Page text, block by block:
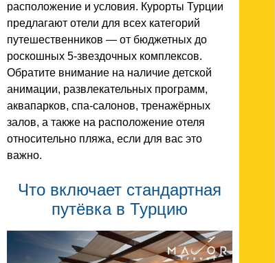
расположение и условия. Курорты Турции
предлагают отели для всех категорий
путешественников — от бюджетных до
роскошных 5-звездочных комплексов.
Обратите внимание на наличие детской
анимации, развлекательных программ,
аквапарков, спа-салонов, тренажёрных
залов, а также на расположение отеля
относительно пляжа, если для вас это
важно.
Что включает стандартная
путёвка в Турцию